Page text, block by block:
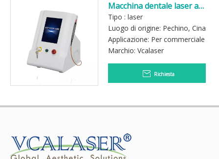
Macchina dentale laser a
diodi ad alta velocità con
laser a diodi 980nm
Tipo : laser
Luogo di origine: Pechino, Cina
Applicazione: Per commerciale
Marchio: Vcalaser
Richiesta